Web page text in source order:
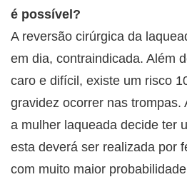
é possível?
A reversão cirúrgica da
em dia, contraindicada. Além
caro e difícil, existe um risco
gravidez ocorrer nas trompas.
a mulher laqueada decide ter
esta deverá ser realizada por
com muito maior